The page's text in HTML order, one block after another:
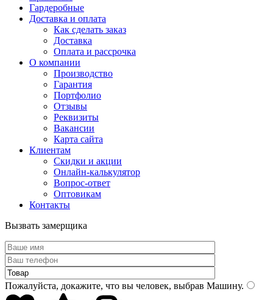
Гардеробные
Доставка и оплата
Как сделать заказ
Доставка
Оплата и рассрочка
О компании
Производство
Гарантия
Портфолио
Отзывы
Реквизиты
Вакансии
Карта сайта
Клиентам
Скидки и акции
Онлайн-калькулятор
Вопрос-ответ
Оптовикам
Контакты
Вызвать замерщика
Пожалуйста, докажите, что вы человек, выбрав Машину.